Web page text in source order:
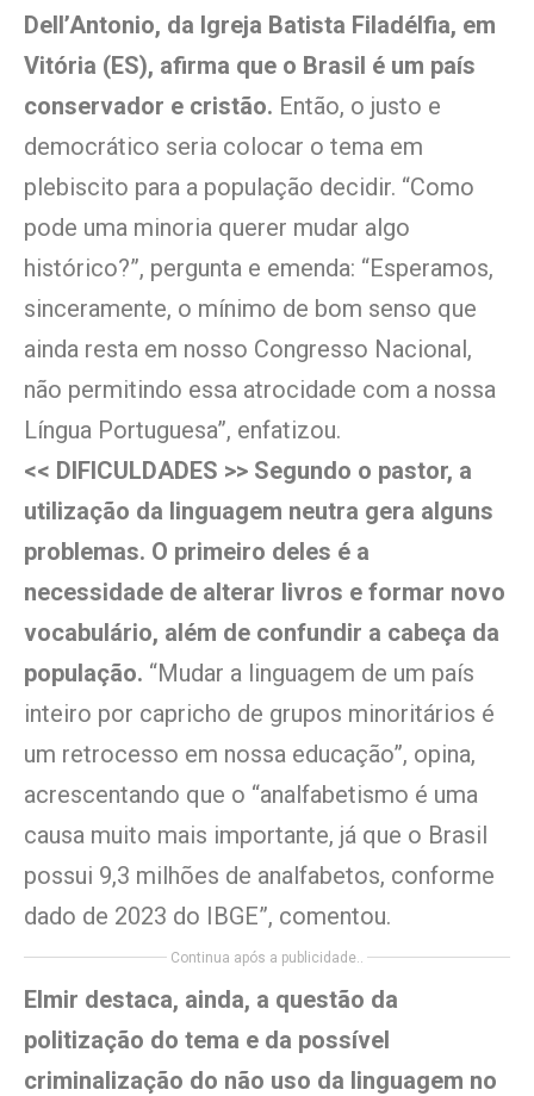
Dell’Antonio, da Igreja Batista Filadélfia, em
Vitória (ES), afirma que o Brasil é um país
conservador e cristão. Então, o justo e
democrático seria colocar o tema em
plebiscito para a população decidir. “Como
pode uma minoria querer mudar algo
histórico?”, pergunta e emenda: “Esperamos,
sinceramente, o mínimo de bom senso que
ainda resta em nosso Congresso Nacional,
não permitindo essa atrocidade com a nossa
Língua Portuguesa”, enfatizou.
<< DIFICULDADES >> Segundo o pastor, a
utilização da linguagem neutra gera alguns
problemas. O primeiro deles é a
necessidade de alterar livros e formar novo
vocabulário, além de confundir a cabeça da
população. “Mudar a linguagem de um país
inteiro por capricho de grupos minoritários é
um retrocesso em nossa educação”, opina,
acrescentando que o “analfabetismo é uma
causa muito mais importante, já que o Brasil
possui 9,3 milhões de analfabetos, conforme
dado de 2023 do IBGE”, comentou.
Continua após a publicidade..
Elmir destaca, ainda, a questão da
politização do tema e da possível
criminalização do não uso da linguagem no